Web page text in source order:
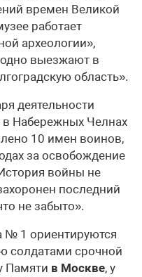
времен Великой
работает
археологии»,
выезжают в
область».
деятельности
в Набережных Челнах
10 имен воинов,
за освобождение
войны не
последний
не забыто».
№ 1 ориентируются
солдатами срочной
Памяти в Москве, у